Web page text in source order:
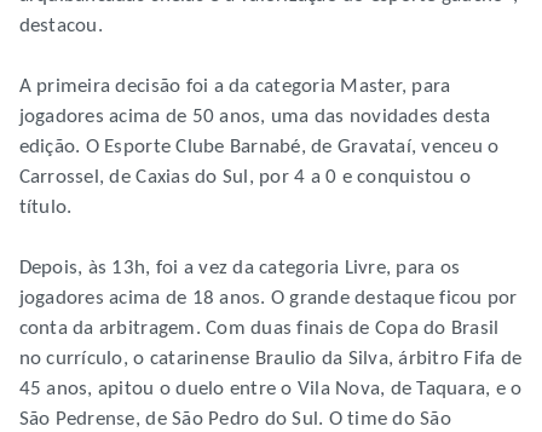
destacou.
A primeira decisão foi a da categoria Master, para
jogadores acima de 50 anos, uma das novidades desta
edição. O Esporte Clube Barnabé, de Gravataí, venceu o
Carrossel, de Caxias do Sul, por 4 a 0 e conquistou o
título.
Depois, às 13h, foi a vez da categoria Livre, para os
jogadores acima de 18 anos. O grande destaque ficou por
conta da arbitragem. Com duas finais de Copa do Brasil
no currículo, o catarinense Braulio da Silva, árbitro Fifa de
45 anos, apitou o duelo entre o Vila Nova, de Taquara, e o
São Pedrense, de São Pedro do Sul. O time do São